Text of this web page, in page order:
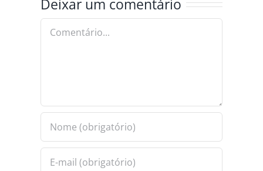
ALEXANDRIA
Deixar um comentário
Comentário